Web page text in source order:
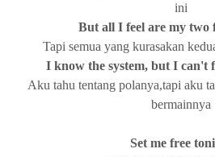
ini
But all I feel are my two
Tapi semua yang kurasakan
I know the system, but I can't
Aku tahu tentang polanya,tapi aku
bermainnya
Set me free